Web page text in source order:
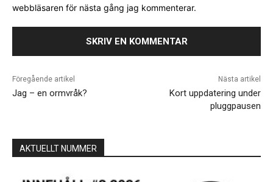
webbläsaren för nästa gång jag kommenterar.
Föregående artikel
Jag – en ormvråk?
Nästa artikel
Kort uppdatering under
pluggpausen
AKTUELLT NUMMER